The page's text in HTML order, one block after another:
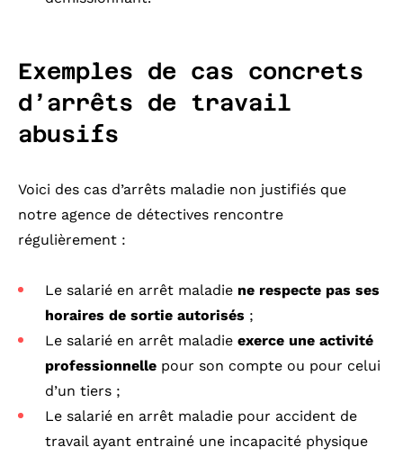
Exemples de cas concrets
d’arrêts de travail
abusifs
Voici des cas d’arrêts maladie non justifiés que
notre agence de détectives rencontre
régulièrement :
Le salarié en arrêt maladie ne respecte pas ses
horaires de sortie autorisés ;
Le salarié en arrêt maladie exerce une activité
professionnelle pour son compte ou pour celui
d’un tiers ;
Le salarié en arrêt maladie pour accident de
travail ayant entrainé une incapacité physique